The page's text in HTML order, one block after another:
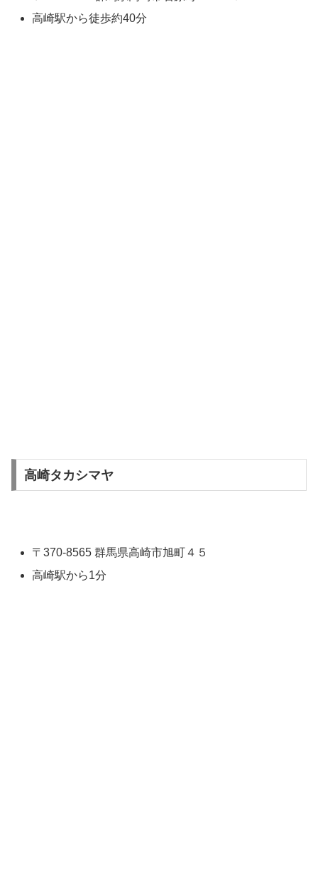
高崎駅から徒歩約40分
高崎タカシマヤ
〒370-8565 群馬県高崎市旭町４５
高崎駅から1分